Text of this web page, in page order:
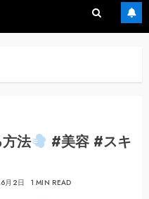
法
#美容 #スキ
月2日 1 MIN READ